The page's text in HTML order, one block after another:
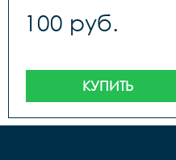
100 руб.
КУПИТЬ